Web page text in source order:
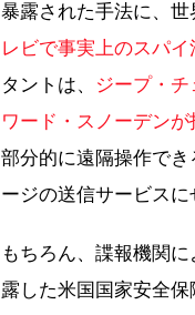
暴露された手法に、
レビで事実上のスパ
タントは、
ジープ・
ワード・スノーデンが
部分的に遠隔操作で
ージの送信サービスに
もちろん、諜報機関
露した米国国家安全